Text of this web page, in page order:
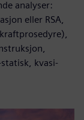
analyser:
eller RSA,
kvasi-